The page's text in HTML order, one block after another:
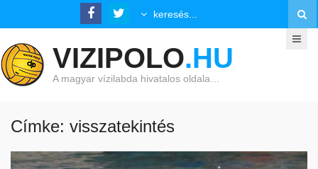
VIZIPOLO.HU
A magyar vízilabda hivatalos oldala…
Címke: visszatekintés